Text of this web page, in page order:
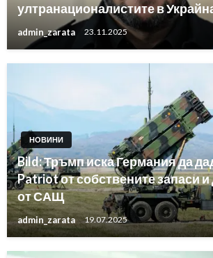
ултранационалистите в
admin_zarata 23.11.2025
НОВИНИ
Bild: Тръмп иска Германия да
Patriot от собствените запаси и
от САЩ
admin_zarata 19.07.2025